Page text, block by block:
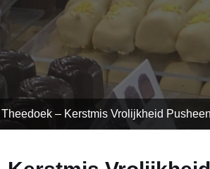
Theedoek – Kerstmis Vrolijkheid